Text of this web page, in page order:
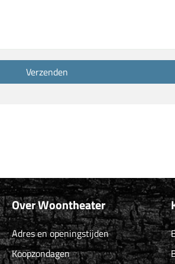
Over Woontheater
Adres en openingstijden
Koopzondagen